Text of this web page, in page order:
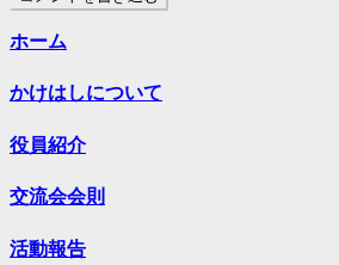
ホーム
かけはしについて
役員紹介
交流会会則
活動報告